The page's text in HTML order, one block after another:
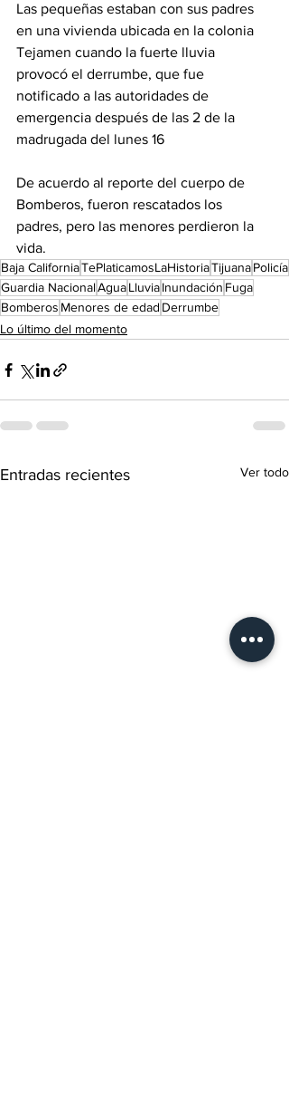
Las pequeñas estaban con sus padres
en una vivienda ubicada en la colonia
Tejamen cuando la fuerte lluvia
provocó el derrumbe, que fue
notificado a las autoridades de
emergencia después de las 2 de la
madrugada del lunes 16
De acuerdo al reporte del cuerpo de
Bomberos, fueron rescatados los
padres, pero las menores perdieron la
vida.
Baja CaliforniaTePlaticamosLaHistoriaTijuanaPolicía
Guardia NacionalAguaLluviaInundación Fuga
Bomberos Menores de edad Derrumbe
Lo último del momento
Entradas recientes Ver todo